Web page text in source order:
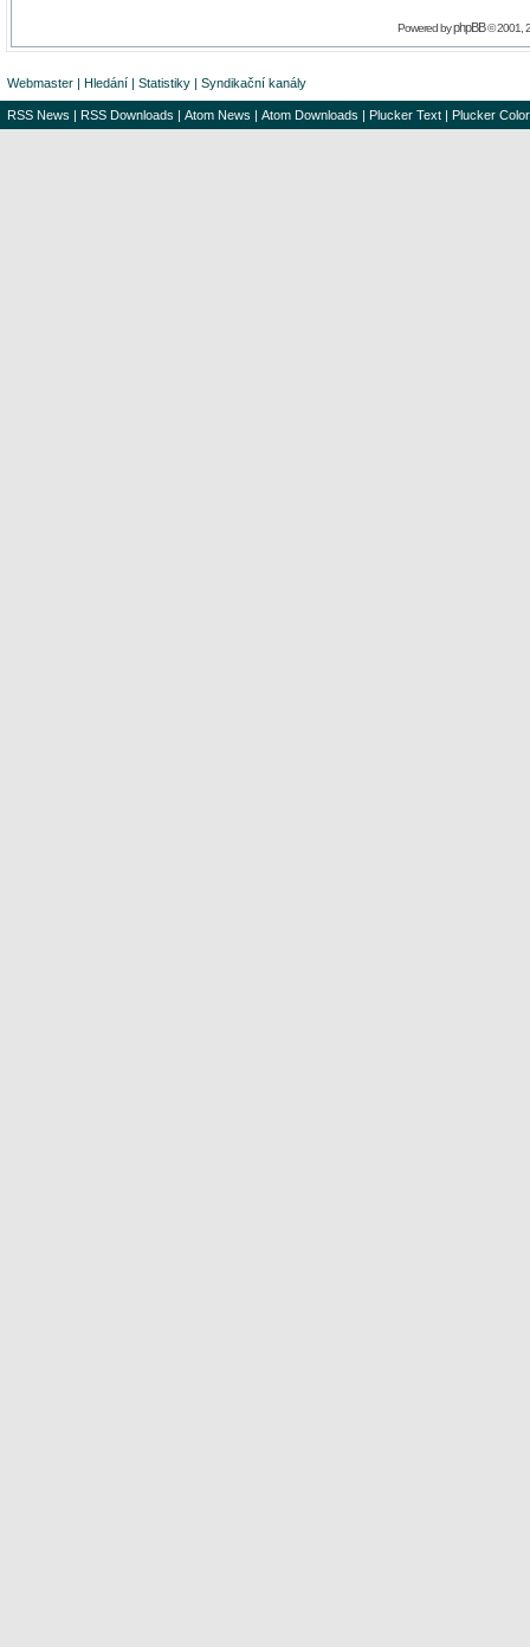
Powered byphpBB© 2001,
Webmaster | Hledání | Statistiky | Syndikační kanály
RSS News | RSS Downloads | Atom News | Atom Downloads | Plucker Text | Plucker Color